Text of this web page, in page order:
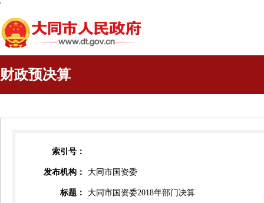
'
财政预决算
索引号：
发布机构： 大同市国资委
标题： 大同市国资委2018年部门决算